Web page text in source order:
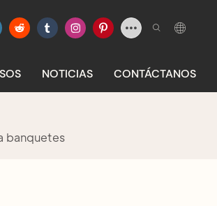
NOTICIAS CONTÁCTANOS
banquetes